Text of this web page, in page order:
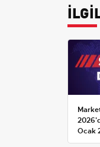
Ocak